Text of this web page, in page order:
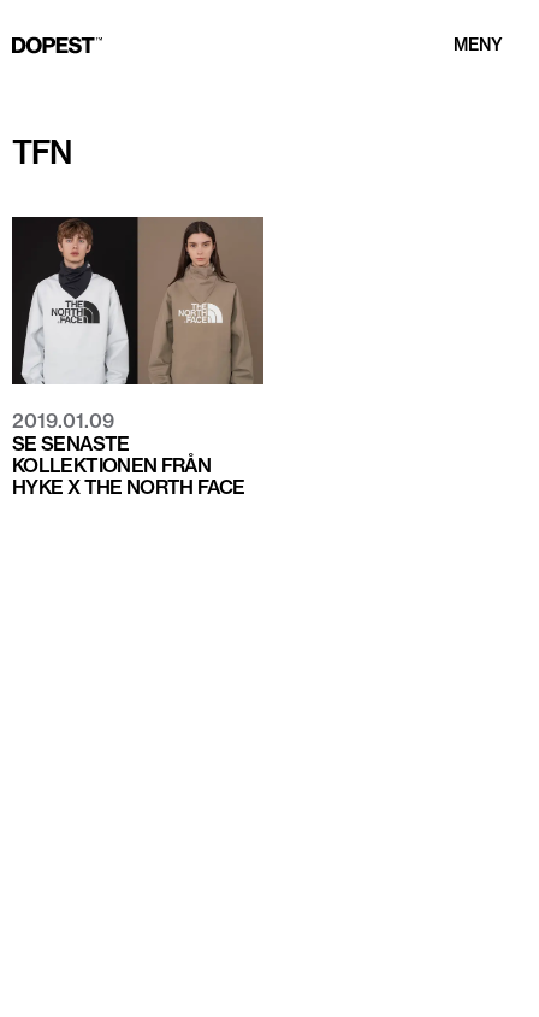
MENY
TFN
2019.01.09
SE SENASTE
KOLLEKTIONEN FRÅN
HYKE X THE NORTH FACE